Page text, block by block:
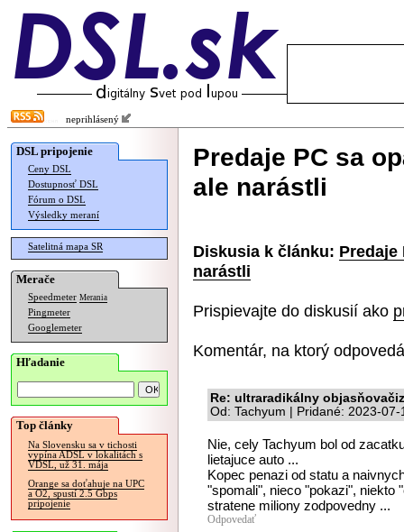
neprihlásený
DSL pripojenie
Ceny DSL
Dostupnosť DSL
Fórum o DSL
Výsledky meraní
Satelitná mapa SR
Merače
Speedmeter Merania
Pingmeter
Googlemeter
Hľadanie
Top články
Na Slovensku sa v tichosti
vypína ADSL v lokalitách s
VDSL, už 31. mája
Orange sa doťahuje na UPC
a O2, spustí 2.5 Gbps
pripojenie
Predaje PC sa
ale narástli
Diskusia k článku: Predaje
narástli
Prispievajte do diskusií ako
Komentár, na ktorý
Re: ultraradikálny
Od: Tachyum | Pridané: 2023-07-
Nie, cely Tachyum bol od
lietajuce auto ...
Kopec penazi od statu a
"spomali", nieco "pokazi", niekto
stratene miliony zodpovedny ...
Odpovedať